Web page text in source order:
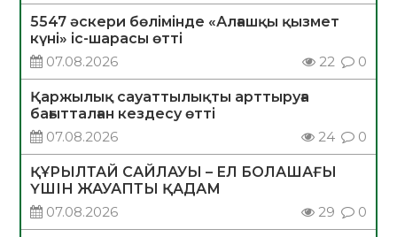
5547 әскери бөлімінде «Алғашқы қызмет
күні» іс-шарасы өтті
07.08.2026
22 0
Қаржылық сауаттылықты арттыруға
бағытталған кездесу өтті
07.08.2026
24 0
ҚҰРЫЛТАЙ САЙЛАУЫ – ЕЛ БОЛАШАҒЫ
ҮШІН ЖАУАПТЫ ҚАДАМ
07.08.2026
29 0